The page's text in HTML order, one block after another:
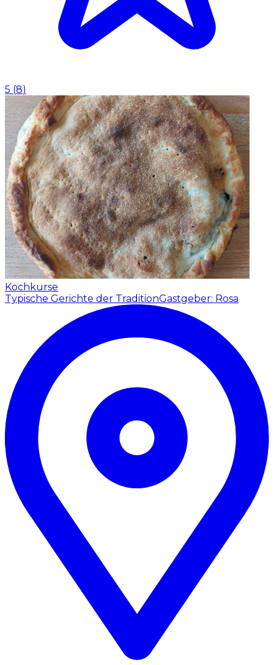
5 (8)
Kochkurse
Typische Gerichte der TraditionGastgeber: Rosa